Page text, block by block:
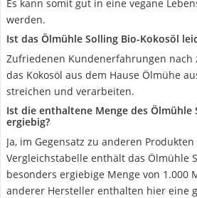
Es kann somit gut in eine vegane
werden.
Ist das Ölmühle Solling Bio-Kokosöl
Zufriedenen Kundenerfahrungen nach
das Kokosöl aus dem Hause Ölmühe
streichen und verarbeiten.
Ist die enthaltene Menge des Ölmühle
ergiebig?
Ja, im Gegensatz zu anderen
Vergleichstabelle enthält das Ölmühle
besonders ergiebige Menge von 1.000
anderer Hersteller enthalten hier eine